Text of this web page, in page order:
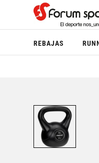
REBAJAS